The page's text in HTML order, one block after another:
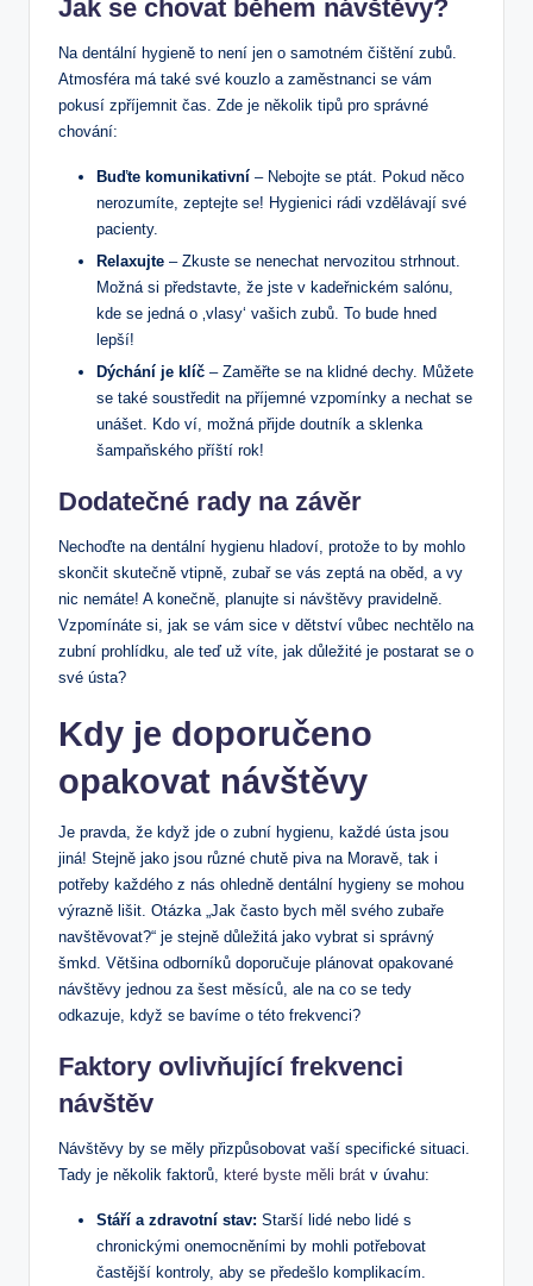
Jak se chovat během návštěvy?
Na dentální hygieně to není jen o samotném čištění zubů.
Atmosféra má také své kouzlo a zaměstnanci se vám
pokusí zpříjemnit čas. Zde je několik tipů pro správné
chování:
Buďte komunikativní – Nebojte se ptát. Pokud něco
nerozumíte, zeptejte se! Hygienici rádi vzdělávají své
pacienty.
Relaxujte – Zkuste se nenechat nervozitou strhnout.
Možná si představte, že jste v kadeřnickém salónu,
kde se jedná o ‚vlasy‘ vašich zubů. To bude hned
lepší!
Dýchání je klíč – Zaměřte se na klidné dechy. Můžete
se také soustředit na příjemné vzpomínky a nechat se
unášet. Kdo ví, možná přijde doutník a sklenka
šampaňského příští rok!
Dodatečné rady na závěr
Nechoďte na dentální hygienu hladoví, protože to by mohlo
skončit skutečně vtipně, zubař se vás zeptá na oběd, a vy
nic nemáte! A konečně, planujte si návštěvy pravidelně.
Vzpomínáte si, jak se vám sice v dětství vůbec nechtělo na
zubní prohlídku, ale teď už víte, jak důležité je postarat se o
své ústa?
Kdy je doporučeno
opakovat návštěvy
Je pravda, že když jde o zubní hygienu, každé ústa jsou
jiná! Stejně jako jsou různé chutě piva na Moravě, tak i
potřeby každého z nás ohledně dentální hygieny se mohou
výrazně lišit. Otázka „Jak často bych měl svého zubaře
navštěvovat?“ je stejně důležitá jako vybrat si správný
šmkd. Většina odborníků doporučuje plánovat opakované
návštěvy jednou za šest měsíců, ale na co se tedy
odkazuje, když se bavíme o této frekvenci?
Faktory ovlivňující frekvenci
návštěv
Návštěvy by se měly přizpůsobovat vaší specifické situaci.
Tady je několik faktorů,
které byste měli brát v úvahu:
Stáří a zdravotní stav: Starší lidé nebo lidé s
chronickými onemocněními by mohli potřebovat
častější kontroly, aby se předešlo komplikacím.